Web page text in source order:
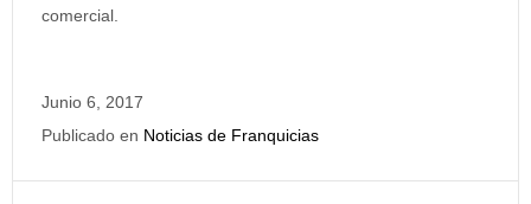
comercial.
Junio 6, 2017
Publicado en Noticias de Franquicias